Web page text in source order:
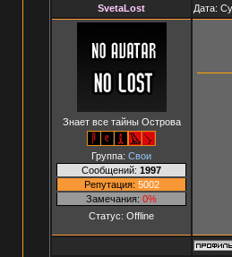
SvetaLost Дата:
Знает все тайны Острова
Группа: Свои
Сообщений: 1997
Репутация: 5002
Замечания: 0%
Статус: Offline